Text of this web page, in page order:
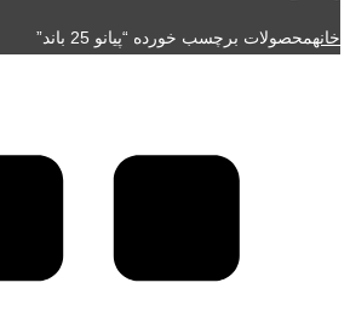
خانهمحصولات برچسب خورده “پیانو 25 باند”